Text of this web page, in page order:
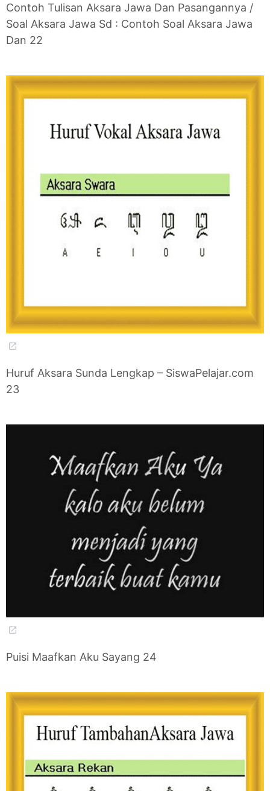
Contoh Tulisan Aksara Jawa Dan Pasangannya /
Soal Aksara Jawa Sd : Contoh Soal Aksara Jawa
Dan 22
Huruf Aksara Sunda Lengkap – SiswaPelajar.com
23
Puisi Maafkan Aku Sayang 24